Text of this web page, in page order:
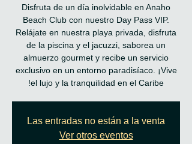
Disfruta de un día inolvidable en Anaho
Beach Club con nuestro Day Pass VIP.
Relájate en nuestra playa privada, disfruta
de la piscina y el jacuzzi, saborea un
almuerzo gourmet y recibe un servicio
exclusivo en un entorno paradisíaco. ¡Vive
el lujo y la tranquilidad en el Caribe!
Las entradas no están a la venta
Ver otros eventos